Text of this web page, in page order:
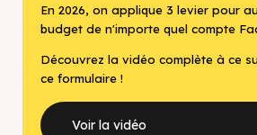
En 2026, on applique 3 levier pour
budget de n'importe quel compte
Découvrez la vidéo complète à ce
ce formulaire !
Voir la vidéo